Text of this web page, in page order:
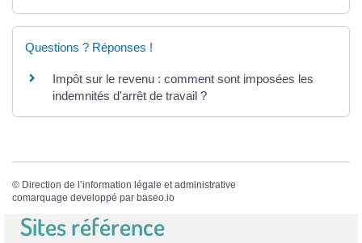
Questions ? Réponses !
Impôt sur le revenu : comment sont imposées les
indemnités d'arrêt de travail ?
© Direction de l’information légale et administrative
comarquage developpé par baseo.io
Sites référence